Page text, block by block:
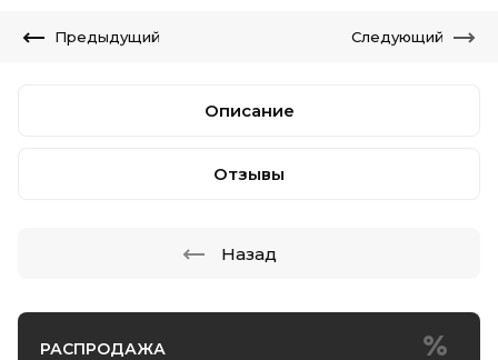
РАСПРОДАЖА
Предыдущий Следующий
Описание
Отзывы
Назад